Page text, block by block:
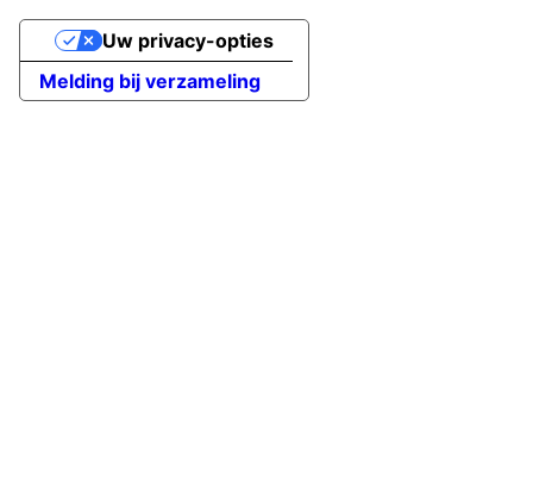
Melding bij verzameling
Uw privacy-opties